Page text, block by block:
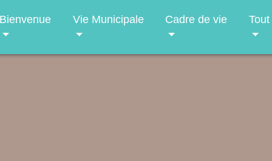
Bienvenue Vie Municipale Cadre de vie